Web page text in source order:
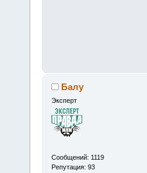
Балу
Эксперт
Сообщений: 1119
Репутация: 93